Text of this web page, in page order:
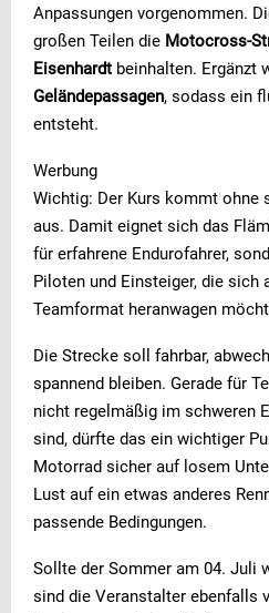
Anpassungen vorgenommen.
großen Teilen die Motocross-
Eisenhardt beinhalten. Ergänzt
Geländepassagen, sodass ein
entsteht.
Werbung
Wichtig: Der Kurs kommt ohne
aus. Damit eignet sich das
für erfahrene Endurofahrer,
Piloten und Einsteiger, die sich
Teamformat heranwagen
Die Strecke soll fahrbar,
spannend bleiben. Gerade für
nicht regelmäßig im schweren
sind, dürfte das ein wichtiger
Motorrad sicher auf losem
Lust auf ein etwas anderes
passende Bedingungen.
Sollte der Sommer am 04. Juli
sind die Veranstalter ebenfalls